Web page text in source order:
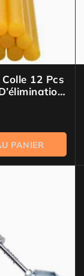
12 Pcs
PANIER